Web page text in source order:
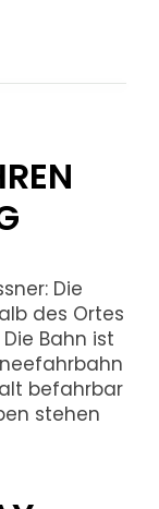
Die
des Ortes
Bahn ist
befahrbar
stehen